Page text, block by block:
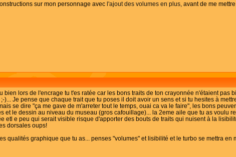
sur mon personnage avec l'ajout des volumes en plus, avant de me
bien lors de l'encrage tu t'es ratée car les bons traits de ton crayonnée n'étaient pas
)... Je pense que chaque trait que tu poses il doit avoir un sens et si tu hesites à
se dire "ça me gave de m'arreter tout le temps, ouai ca va le faire", les bons
et le dessin au niveau du museau (gros cafouillage)... la 2eme aile que tu as voulu
etl e peu qui serait visible risque d'apporter des bouts de traits qui nuisent à la
dorsales oups!
qualités graphique que tu as... penses "volumes" et lisibilité et le turbo se mettra en